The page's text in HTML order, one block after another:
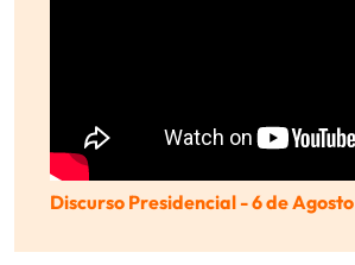
Discurso Presidencial - 6 de Agosto